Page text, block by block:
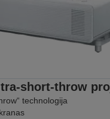
short-throw
technologija